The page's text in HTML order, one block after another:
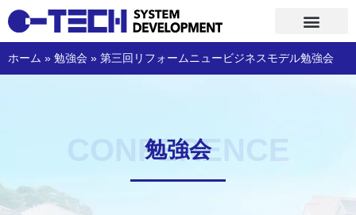
コ
ン
ホーム » 勉強会 » 第三回リフォームニュービジネスモデル勉強会
勉強会
CONFERENCE